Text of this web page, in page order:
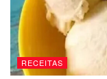
RECEITAS